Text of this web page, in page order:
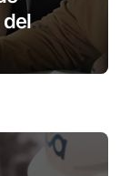
a
20 años